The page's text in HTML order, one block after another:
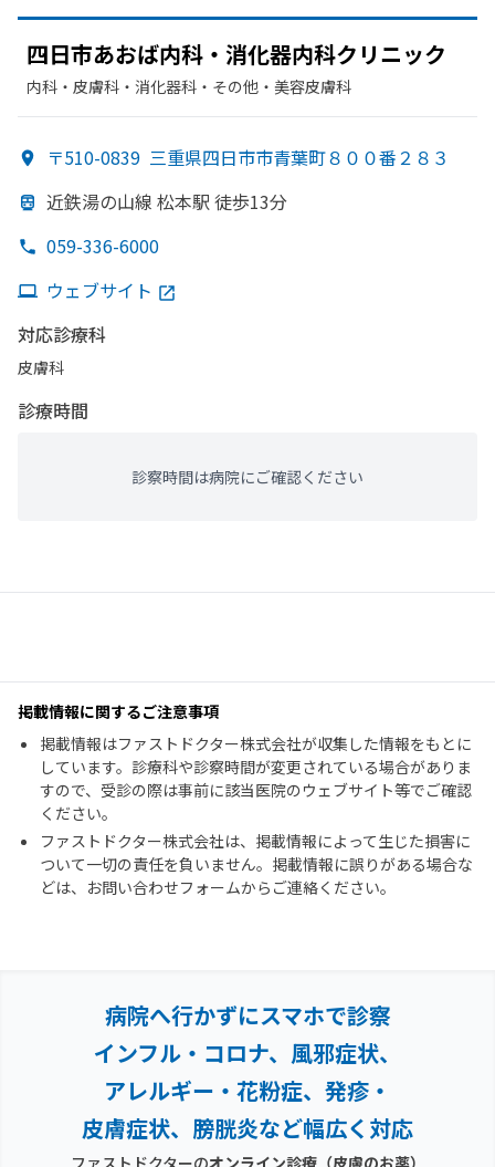
四日市あおば内科・消化器内科クリニック
内科・​皮膚科・​消化器科・​その他・​美容皮膚科
〒510-0839 三重県四日市市青葉町８００番２８３
近鉄湯の山線 松本駅 徒歩13分
059-336-6000
ウェブサイト
対応診療科
皮膚科
診療時間
診察時間は病院にご確認ください
掲載情報に関するご注意事項
掲載情報はファストドクター株式会社が収集した情報をもとに
しています。診療科や診察時間が変更されている場合がありま
すので、受診の際は事前に該当医院のウェブサイト等でご確認
ください。
ファストドクター株式会社は、掲載情報によって生じた損害に
ついて一切の責任を負いません。掲載情報に誤りがある場合な
どは、お問い合わせフォームからご連絡ください。
病院へ行かずにスマホで診察
インフル・コロナ、風邪症状、
アレルギー・花粉症、 発疹・
皮膚症状、膀胱炎など幅広く対応
ファストドクターのオンライン診療（皮膚のお薬）